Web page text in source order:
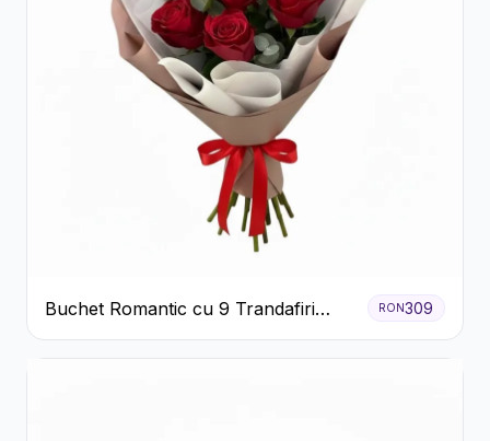
Buchet Romantic cu 9 Trandafiri
Roșii
RON309